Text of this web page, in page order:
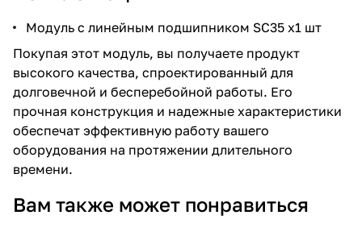
Модуль с линейным подшипником SC35 x1 шт
Покупая этот модуль, вы получаете продукт
высокого качества, спроектированный для
долговечной и бесперебойной работы. Его
прочная конструкция и надежные характеристики
обеспечат эффективную работу вашего
оборудования на протяжении длительного
времени.
Вам также может понравиться